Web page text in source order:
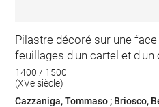
Pilastre décoré sur une
feuillages d'un cartel et d'un
1400 / 1500
(XVe siècle)